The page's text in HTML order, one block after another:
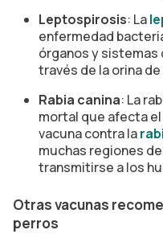
Leptospirosis: La
enfermedad
órganos y sistemas
través de la orina
Rabia canina: La
mortal que afecta
vacuna contra la
muchas regiones
transmitirse a los
Otras vacunas
perros